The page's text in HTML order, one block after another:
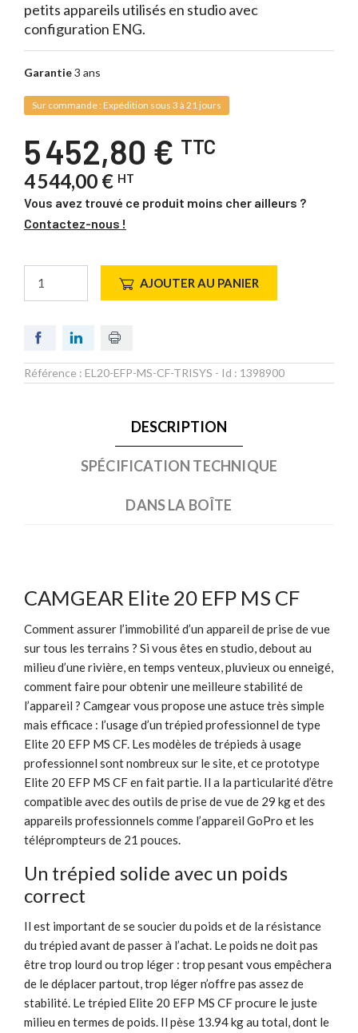
petits appareils utilisés en studio avec
configuration ENG.
Garantie3 ans
Sur commande : Expédition sous 3 à 21 jours
5 452,80 € TTC
4 544,00 € HT
Vous avez trouvé ce produit moins cher ailleurs ?
Contactez-nous !
AJOUTER AU PANIER
Référence : EL20-EFP-MS-CF-TRISYS - Id : 1398900
DESCRIPTION
SPÉCIFICATION TECHNIQUE
DANS LA BOÎTE
CAMGEAR Elite 20 EFP MS CF
Comment assurer l’immobilité d’un appareil de prise de vue
sur tous les terrains ? Si vous êtes en studio, debout au
milieu d’une rivière, en temps venteux, pluvieux ou enneigé,
comment faire pour obtenir une meilleure stabilité de
l’appareil ? Camgear vous propose une astuce très simple
mais efficace : l’usage d’un trépied professionnel de type
Elite 20 EFP MS CF. Les modèles de trépieds à usage
professionnel sont nombreux sur le site, et ce prototype
Elite 20 EFP MS CF en fait partie. Il a la particularité d’être
compatible avec des outils de prise de vue de 29 kg et des
appareils professionnels comme l’appareil GoPro et les
téléprompteurs de 21 pouces.
Un trépied solide avec un poids
correct
Il est important de se soucier du poids et de la résistance
du trépied avant de passer à l’achat. Le poids ne doit pas
être trop lourd ou trop léger : trop pesant vous empêchera
de le déplacer partout, trop léger n’offre pas assez de
stabilité. Le trépied Elite 20 EFP MS CF procure le juste
milieu en termes de poids. Il pèse 13.94 kg au total, dont le